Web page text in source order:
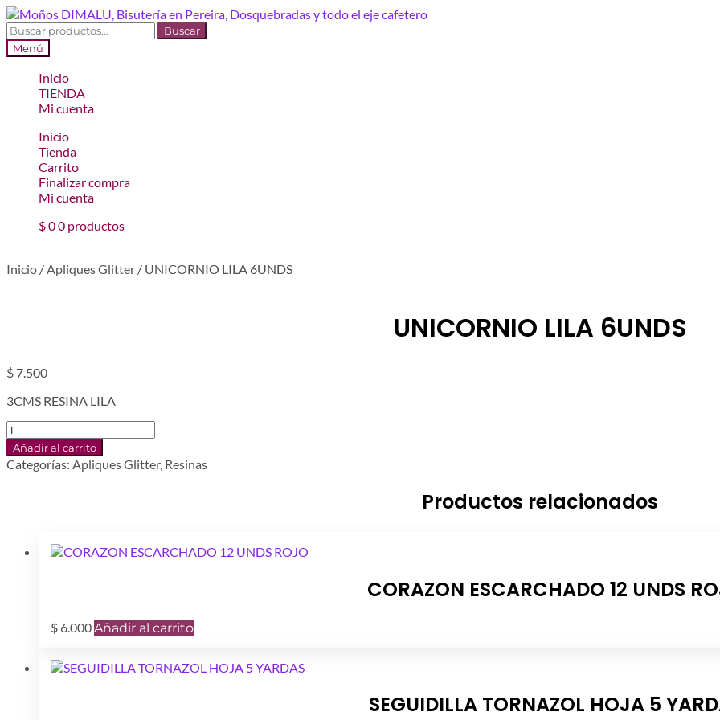
Ir
a
la
navegación
Ir
al
contenido
Buscar
por:
Buscar
Menú
Inicio
TIENDA
Mi cuenta
Inicio
Tienda
Carrito
Finalizar compra
Mi cuenta
$00 productos
Inicio /Apliques Glitter / UNICORNIO LILA 6UNDS
UNICORNIO LILA 6UNDS
$ 7.500
3CMS RESINA LILA
UNICORNIO
LILA
6UNDS
cantidad
Añadir al carrito
Categorías: Apliques Glitter, Resinas
Productos relacionados
CORAZON ESCARCHADO 12 UNDS
$ 6.000Añadir al carrito
SEGUIDILLA TORNAZOL HOJA 5